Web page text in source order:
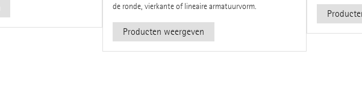
de ronde, vierkante of lineaire armatuurvorm.
Producten weergeven